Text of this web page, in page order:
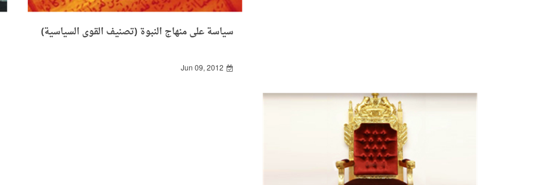
سياسة على منهاج النبوة (تصنيف القوى السياسية)
Jun 09, 2012